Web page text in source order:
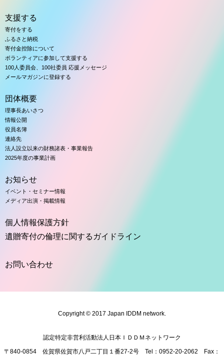
支援する
寄付をする
ふるさと納税
寄付金控除について
ボランティアに参加して支援する
100人委員会、100社委員 応援メッセージ
メールマガジンに登録する
団体概要
理事長あいさつ
情報公開
役員名簿
連絡先
法人設立以来の財務諸表・事業報告
2025年度の事業計画
お知らせ
イベント・セミナー情報
メディア出演・掲載情報
個人情報保護方針
遺贈寄付の倫理に関するガイドライン
お問い合わせ
Copyright © 2017 Japan IDDM network.
認定特定非営利活動法人日本ＩＤＤＭネットワーク
〒840-0854 佐賀県佐賀市八戸二丁目１番27-2号 Tel： 0952-20-2062 Fax：